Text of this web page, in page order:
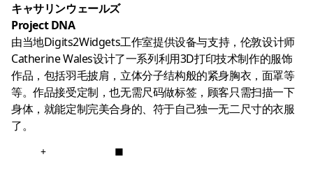
キャサリンウェールズ
Project DNA
由当地Digits2Widgets工作室提供设备与支持，伦敦设计师
Catherine Wales设计了一系列利用3D打印技术制作的服饰
作品，包括羽毛披肩，立体分子结构般的紧身胸衣，面罩等
等。作品接受定制，也无需尺码做标签，顾客只需扫描一下
身体，就能定制完美合身的、符于自己独一无二尺寸的衣服
了。
+ ■